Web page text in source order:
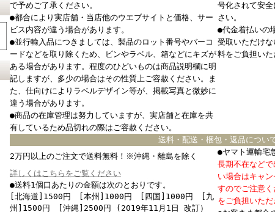
で予めご了承ください。
●都合により実店舗・当店他のウエブサイトと価格、サー
ビス内容が違う場合があります。
●並行輸入品につきましては、製品のロット番号やバーコ
ードなどを取り除くため、ビンやラベル、箱などにキズが
ある場合があります。程度のひどいものは商品説明欄に明
記しますが、多少の場合はその性質上ご容赦ください。ま
た、仕向けによりラベルデザイン等が、掲載写真と微妙に
違う場合があります。
●商品の在庫管理は努力していますが、実店舗と在庫を共
有しているため品切れの際はご容赦ください。
号化されて安
さい。
●代金着払いの
受取いただけ
料をご負担い
送料・配送・梱包・返品につい
2万円以上のご注文で送料無料！※沖縄・離島を除く
詳しくはこちらをご覧ください
●送料1個口あたりの金額は次のとおりです。
[北海道]1500円 [本州]1000円 [四国]1000円 [九
州]1500円 [沖縄]2500円 (2019年11月1日 改訂）
●ヤマト運輸宅
長期不在など
い場合はキャ
すのでご注意
をご負担いた